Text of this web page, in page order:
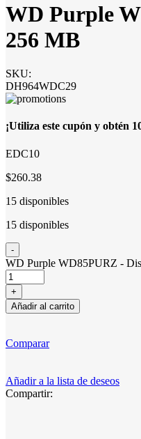
WD Purple
256 MB
SKU:
DH964WDC29
¡Utiliza este cupón y obtén
EDC10
$260.38
15 disponibles
15 disponibles
WD Purple WD85PURZ -
Añadir al carrito
Comparar
Añadir a la lista de deseos
Compartir: